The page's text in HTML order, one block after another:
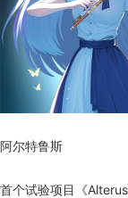
阿尔特鲁斯
首个试验项目《